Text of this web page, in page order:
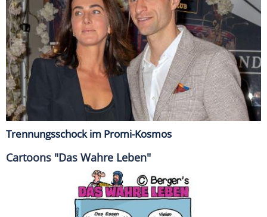
Trennungsschock im Promi-Kosmos
Cartoons "Das Wahre Leben"